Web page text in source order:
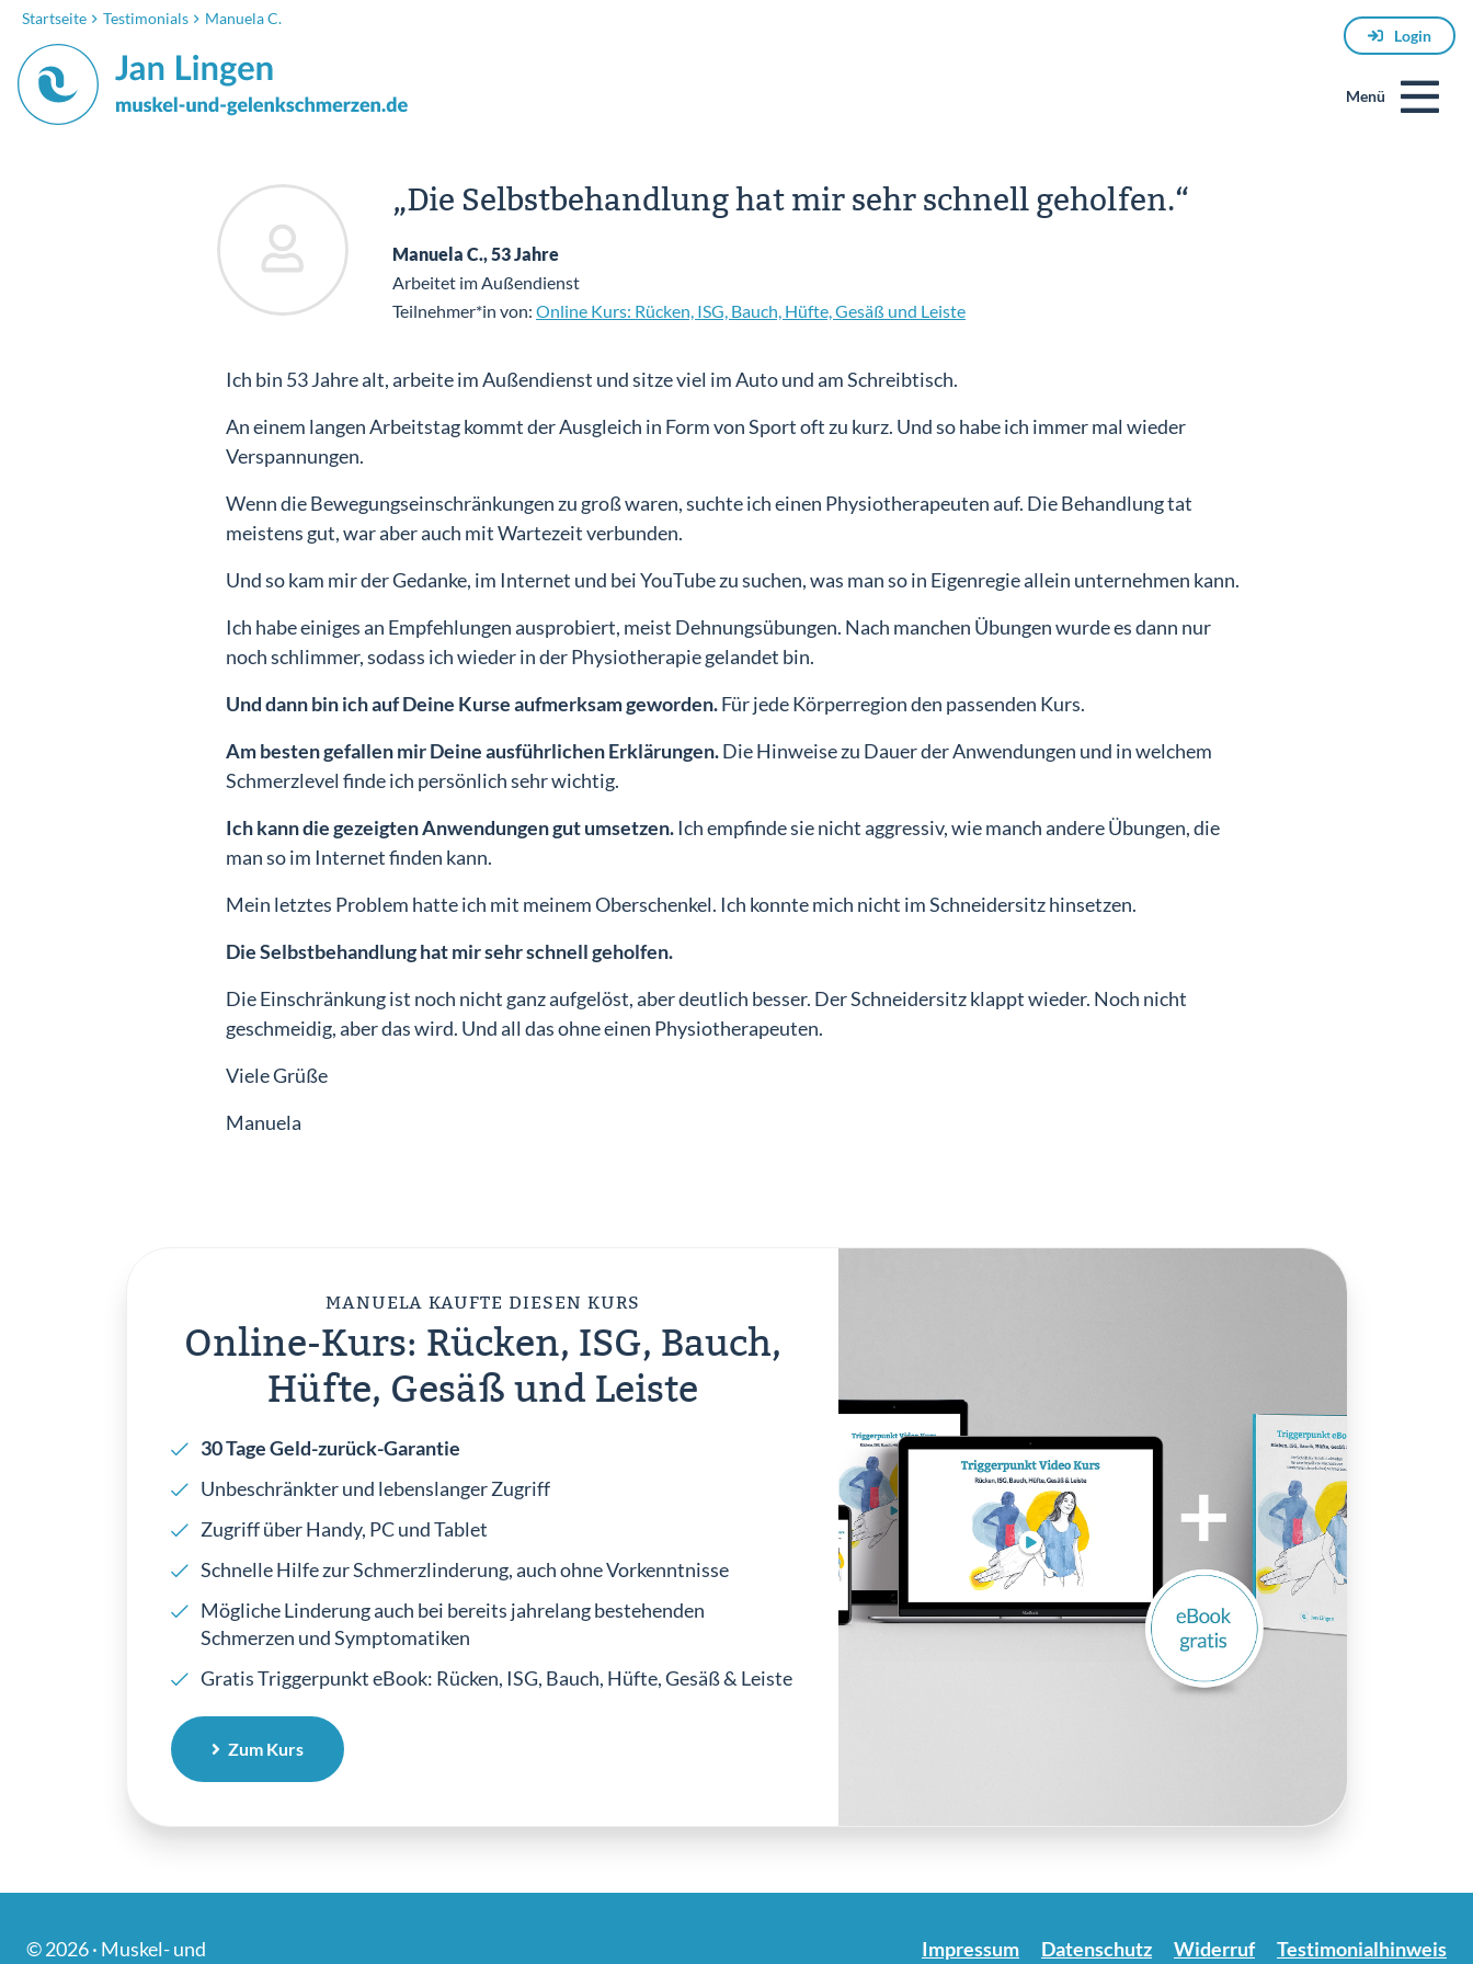
Login
Menü
Startseite Testimonials Manuela C.
„Die Selbstbehandlung hat mir sehr schnell geholfen.“
Manuela C., 53 Jahre
Arbeitet im Außendienst
Teilnehmer*in von: Online Kurs: Rücken, ISG, Bauch, Hüfte, Gesäß und Leiste
Ich bin 53 Jahre alt, arbeite im Außendienst und sitze viel im Auto und am Schreibtisch.
An einem langen Arbeitstag kommt der Ausgleich in Form von Sport oft zu kurz. Und so habe ich immer mal wieder
Verspannungen.
Wenn die Bewegungseinschränkungen zu groß waren, suchte ich einen Physiotherapeuten auf. Die Behandlung tat
meistens gut, war aber auch mit Wartezeit verbunden.
Und so kam mir der Gedanke, im Internet und bei YouTube zu suchen, was man so in Eigenregie allein unternehmen kann.
Ich habe einiges an Empfehlungen ausprobiert, meist Dehnungsübungen. Nach manchen Übungen wurde es dann nur
noch schlimmer, sodass ich wieder in der Physiotherapie gelandet bin.
Und dann bin ich auf Deine Kurse aufmerksam geworden.Für jede Körperregion den passenden Kurs.
Am besten gefallen mir Deine ausführlichen Erklärungen.Die Hinweise zu Dauer der Anwendungen und in welchem
Schmerzlevel finde ich persönlich sehr wichtig.
Ich kann die gezeigten Anwendungen gut umsetzen.Ich empfinde sie nicht aggressiv, wie manch andere Übungen, die
man so im Internet finden kann.
Mein letztes Problem hatte ich mit meinem Oberschenkel. Ich konnte mich nicht im Schneidersitz hinsetzen.
Die Selbstbehandlung hat mir sehr schnell geholfen.
Die Einschränkung ist noch nicht ganz aufgelöst, aber deutlich besser. Der Schneidersitz klappt wieder. Noch nicht
geschmeidig, aber das wird. Und all das ohne einen Physiotherapeuten.
Viele Grüße
Manuela
MANUELA KAUFTE DIESEN KURS
Online-Kurs: Rücken, ISG, Bauch,
Hüfte, Gesäß und Leiste
30 Tage Geld-zurück-Garantie
Unbeschränkter und lebenslanger Zugriff
Zugriff über Handy, PC und Tablet
Schnelle Hilfe zur Schmerzlinderung, auch ohne Vorkenntnisse
Mögliche Linderung auch bei bereits jahrelang bestehenden
Schmerzen und Symptomatiken
Gratis Triggerpunkt eBook: Rücken, ISG, Bauch, Hüfte, Gesäß & Leiste
Zum Kurs
© 2026 · Muskel- und
Impressum Datenschutz Widerruf Testimonialhinweis